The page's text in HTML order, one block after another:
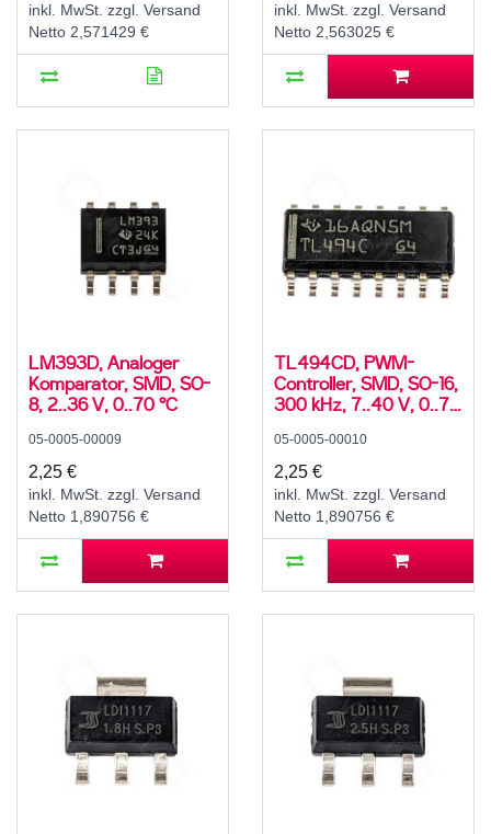
inkl. MwSt. zzgl. Versand
Netto 2,571429 €
inkl. MwSt. zzgl. Versand
Netto 2,563025 €
LM393D, Analoger
Komparator, SMD, SO-
8, 2..36 V, 0..70 °C
05-0005-00009
2,25 €
inkl. MwSt. zzgl. Versand
Netto 1,890756 €
TL494CD, PWM-
Controller, SMD, SO-16,
300 kHz, 7..40 V, 0..70
05-0005-00010
2,25 €
inkl. MwSt. zzgl. Versand
Netto 1,890756 €